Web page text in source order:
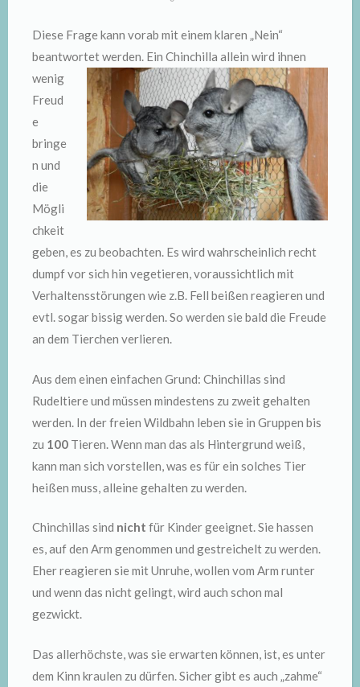
Diese Frage kann vorab mit einem klaren „Nein“
beantwortet werden. Ein Chinchilla allein wird ihnen
wenig
Freud
e
bringe
n und
die
Mögli
chkeit
geben, es zu beobachten. Es wird wahrscheinlich recht
dumpf vor sich hin vegetieren, voraussichtlich mit
Verhaltensstörungen wie z.B. Fell beißen reagieren und
evtl. sogar bissig werden. So werden sie bald die Freude
an dem Tierchen verlieren.
Aus dem einen einfachen Grund: Chinchillas sind
Rudeltiere und müssen mindestens zu zweit gehalten
werden. In der freien Wildbahn leben sie in Gruppen bis
zu 100 Tieren. Wenn man das als Hintergrund weiß,
kann man sich vorstellen, was es für ein solches Tier
heißen muss, alleine gehalten zu werden.
Chinchillas sind nicht für Kinder geeignet. Sie hassen
es, auf den Arm genommen und gestreichelt zu werden.
Eher reagieren sie mit Unruhe, wollen vom Arm runter
und wenn das nicht gelingt, wird auch schon mal
gezwickt.
Das allerhöchste, was sie erwarten können, ist, es unter
dem Kinn kraulen zu dürfen. Sicher gibt es auch „zahme“